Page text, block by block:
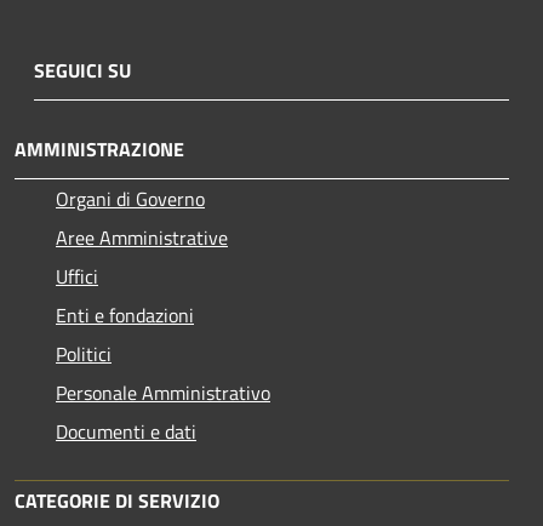
SEGUICI SU
AMMINISTRAZIONE
Organi di Governo
Aree Amministrative
Uffici
Enti e fondazioni
Politici
Personale Amministrativo
Documenti e dati
CATEGORIE DI SERVIZIO